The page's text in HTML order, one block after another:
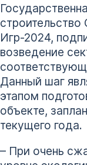
Игр-2024,
возведение
Данный шаг
этапом
объекте,
текущего года.
– При очень